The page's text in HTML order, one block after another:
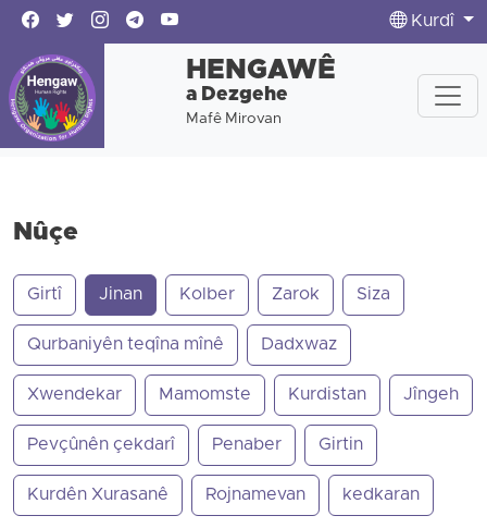
Kurdî
HENGAWÊ
a Dezgehe
Mafê Mirovan
Nûçe
Girtî Jinan Kolber Zarok Siza
Qurbaniyên teqîna mînê Dadxwaz
Xwendekar Mamomste Kurdistan Jîngeh
Pevçûnên çekdarî Penaber Girtin
Kurdên Xurasanê Rojnamevan kedkaran